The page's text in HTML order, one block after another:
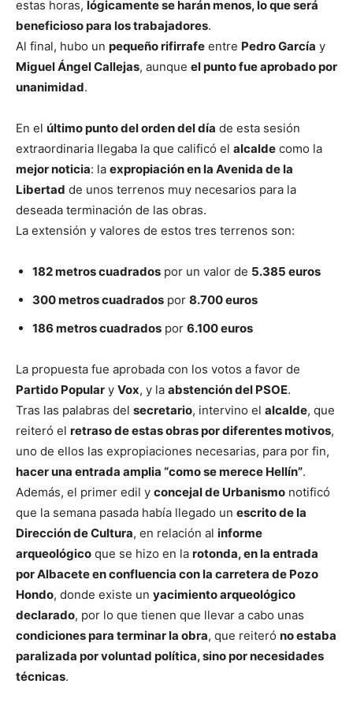
estas horas, lógicamente se harán menos, lo que será
beneficioso para los trabajadores.
Al final, hubo un pequeño rifirrafe entre Pedro García y
Miguel Ángel Callejas, aunque el punto fue aprobado por
unanimidad.
En el último punto del orden del día de esta sesión
extraordinaria llegaba la que calificó el alcalde como la
mejor noticia: la expropiación en la Avenida de la
Libertad de unos terrenos muy necesarios para la
deseada terminación de las obras.
La extensión y valores de estos tres terrenos son:
182 metros cuadrados por un valor de 5.385 euros
300 metros cuadrados por 8.700 euros
186 metros cuadrados por 6.100 euros
La propuesta fue aprobada con los votos a favor de
Partido Popular y Vox, y la abstención del PSOE.
Tras las palabras del secretario, intervino el alcalde, que
reiteró el retraso de estas obras por diferentes motivos,
uno de ellos las expropiaciones necesarias, para por fin,
hacer una entrada amplia “como se merece Hellín”.
Además, el primer edil y concejal de Urbanismo notificó
que la semana pasada había llegado un escrito de la
Dirección de Cultura, en relación al informe
arqueológico que se hizo en la rotonda, en la entrada
por Albacete en confluencia con la carretera de Pozo
Hondo, donde existe un yacimiento arqueológico
declarado, por lo que tienen que llevar a cabo unas
condiciones para terminar la obra, que reiteró no estaba
paralizada por voluntad política, sino por necesidades
técnicas.